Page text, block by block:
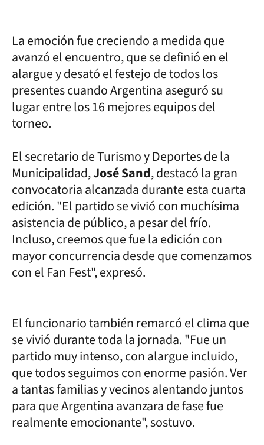
La emoción fue creciendo a medida que
avanzó el encuentro, que se definió en el
alargue y desató el festejo de todos los
presentes cuando Argentina aseguró su
lugar entre los 16 mejores equipos del
torneo.
El secretario de Turismo y Deportes de la
Municipalidad,José Sand, destacó la gran
convocatoria alcanzada durante esta cuarta
edición. "El partido se vivió con muchísima
asistencia de público, a pesar del frío.
Incluso, creemos que fue la edición con
mayor concurrencia desde que comenzamos
con el Fan Fest", expresó.
El funcionario también remarcó el clima que
se vivió durante toda la jornada. "Fue un
partido muy intenso, con alargue incluido,
que todos seguimos con enorme pasión. Ver
a tantas familias y vecinos alentando juntos
para que Argentina avanzara de fase fue
realmente emocionante", sostuvo.